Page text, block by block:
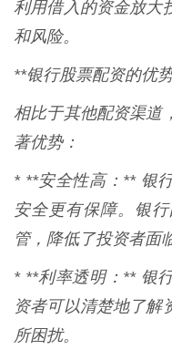
利用借入的资金放大
和风险。
**银行股票配资的优
相比于其他配资渠道
著优势：
* **安全性高：** 银
安全更有保障。银
管，降低了投资者面
* **利率透明：** 银
资者可以清楚地了解
所困扰。